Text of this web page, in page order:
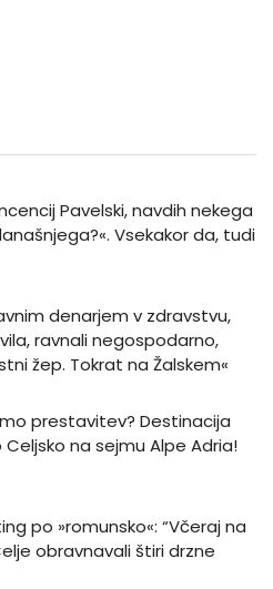
Pavelski, navdih nekega
Vsekakor da, tudi
denarjem v zdravstvu,
ravnali negospodarno,
žep. Tokrat na Žalskem«
prestavitev? Destinacija
Celjsko na sejmu Alpe Adria!
po »romunsko«: “Včeraj na
obravnavali štiri drzne